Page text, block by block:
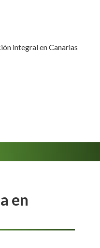
integral en Canarias
en